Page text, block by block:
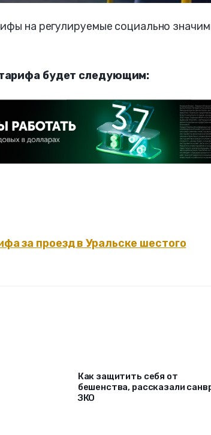
на регулируемые социально
будет следующим:
за проезд в Уральске шестого
Как защитить себя от
бешенства, рассказали
ЗКО